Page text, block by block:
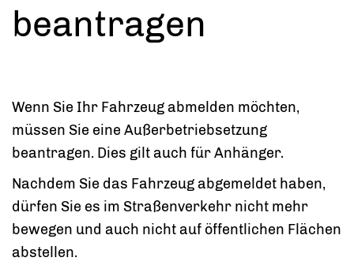
beantragen
Wenn Sie Ihr Fahrzeug abmelden möchten,
müssen Sie eine Außerbetriebsetzung
beantragen. Dies gilt auch für Anhänger.
Nachdem Sie das Fahrzeug abgemeldet haben,
dürfen Sie es im Straßenverkehr nicht mehr
bewegen und auch nicht auf öffentlichen Flächen
abstellen.